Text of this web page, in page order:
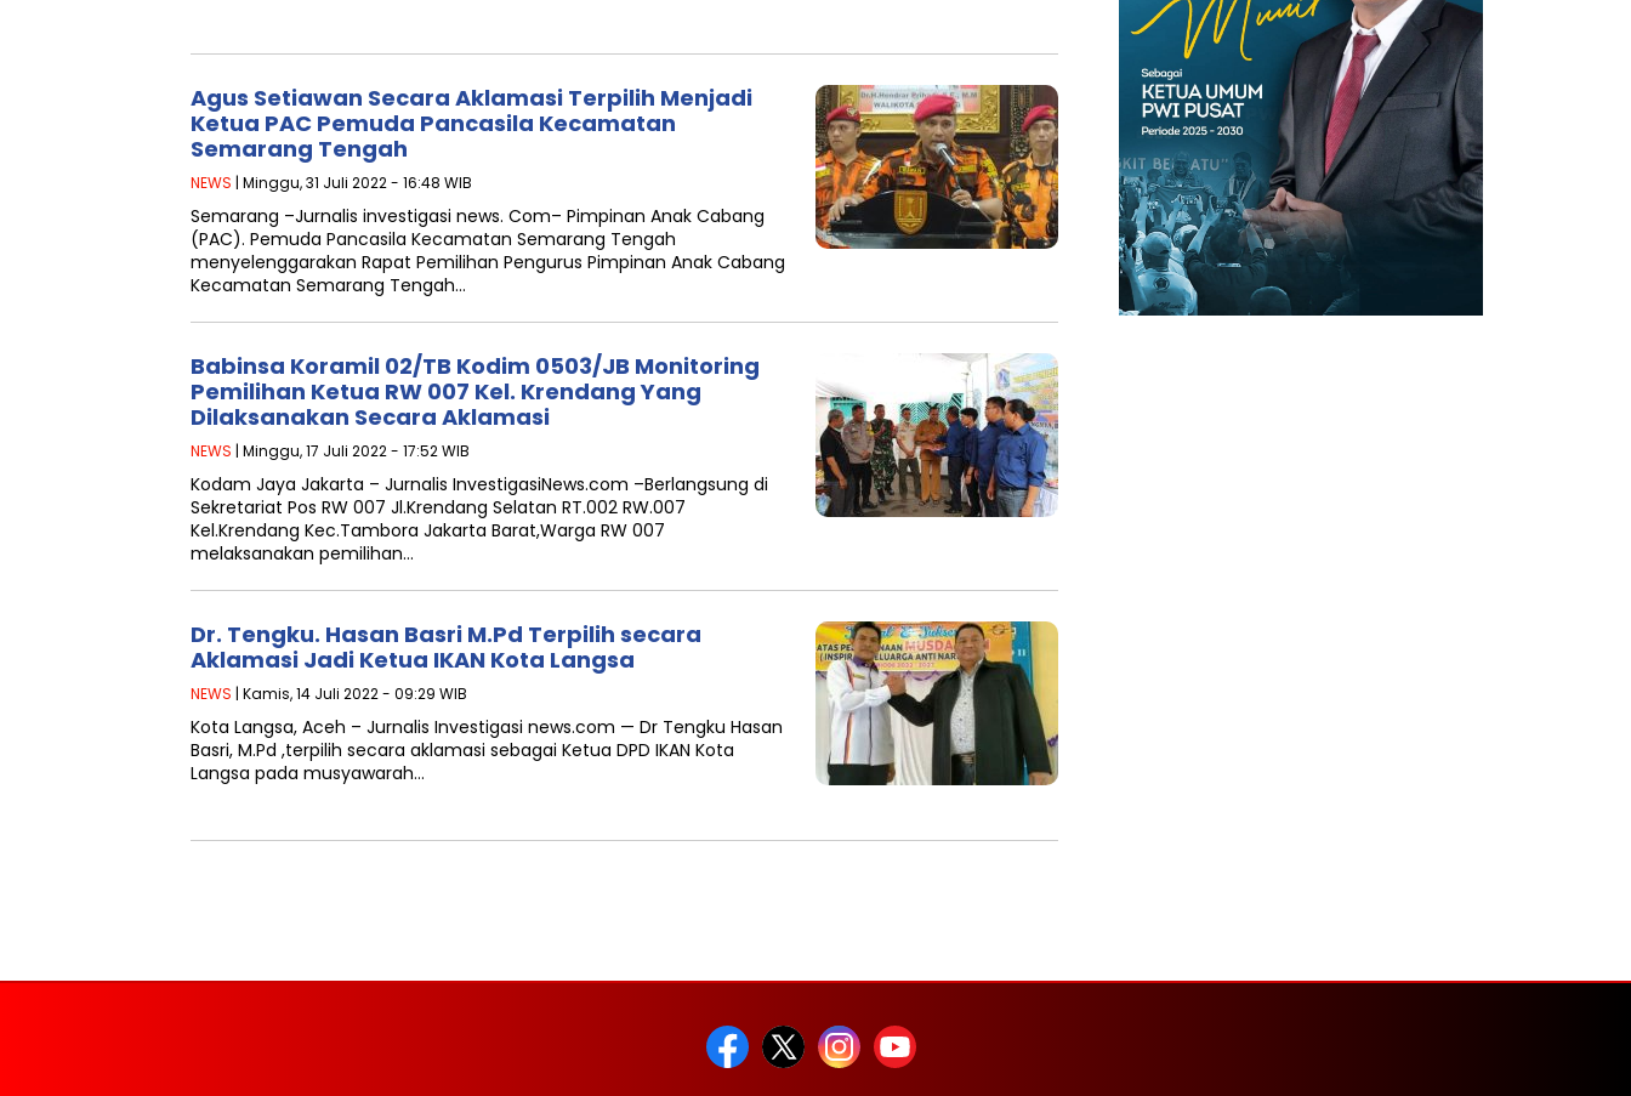
Agus Setiawan Secara Aklamasi Terpilih Menjadi
Ketua PAC Pemuda Pancasila Kecamatan
Semarang Tengah
NEWS | Minggu, 31 Juli 2022 - 16:48 WIB
Semarang –Jurnalis investigasi news. Com– Pimpinan Anak Cabang
(PAC). Pemuda Pancasila Kecamatan Semarang Tengah
menyelenggarakan Rapat Pemilihan Pengurus Pimpinan Anak Cabang
Kecamatan Semarang Tengah…
Babinsa Koramil 02/TB Kodim 0503/JB Monitoring
Pemilihan Ketua RW 007 Kel. Krendang Yang
Dilaksanakan Secara Aklamasi
NEWS | Minggu, 17 Juli 2022 - 17:52 WIB
Kodam Jaya Jakarta – Jurnalis InvestigasiNews.com –Berlangsung di
Sekretariat Pos RW 007 Jl.Krendang Selatan RT.002 RW.007
Kel.Krendang Kec.Tambora Jakarta Barat,Warga RW 007
melaksanakan pemilihan…
Dr. Tengku. Hasan Basri M.Pd Terpilih secara
Aklamasi Jadi Ketua IKAN Kota Langsa
NEWS | Kamis, 14 Juli 2022 - 09:29 WIB
Kota Langsa, Aceh – Jurnalis Investigasi news.com — Dr Tengku Hasan
Basri, M.Pd ,terpilih secara aklamasi sebagai Ketua DPD IKAN Kota
Langsa pada musyawarah…